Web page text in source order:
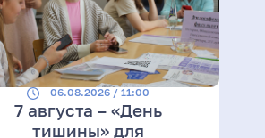
06.08.2026 / 11:00
7 августа – «День
тишины» для